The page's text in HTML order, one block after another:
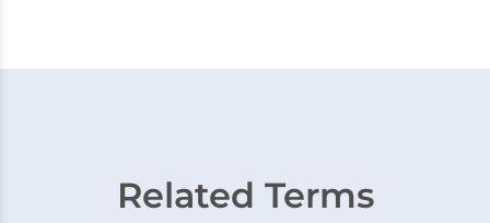
Related Terms